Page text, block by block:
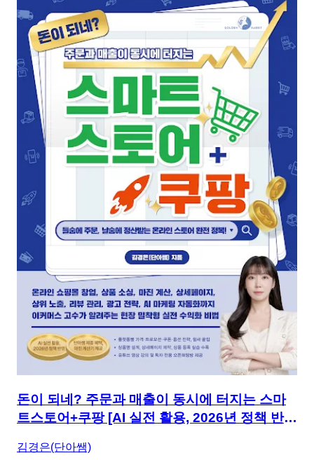
돈이 되네? 주문과 매출이 동시에 터지는 스마
트스토어+쿠팡 [AI 실전 활용, 2026년 정책 반영
김경은(단아쌤)